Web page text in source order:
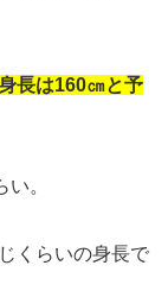
長は160㎝と予
。
くらいの身長で